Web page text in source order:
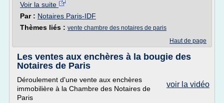
Voir la suite
Par : Notaires Paris-IDF
Thèmes liés : vente chambre des notaires de paris
Haut de page
Les ventes aux enchères à la bougie des
Notaires de Paris
voir la vidéo
Déroulement d'une vente aux enchères
immobilière à la Chambre des Notaires de
Paris